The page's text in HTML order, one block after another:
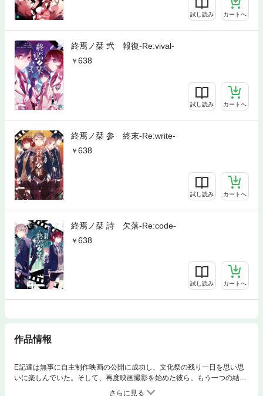
試し読み カートへ
終焉ノ栞 弐 報復-Re:vival-
638
試し読み カートへ
終焉ノ栞 参 終末-Re:write-
638
試し読み カートへ
終焉ノ栞 詩 欠落-Re:code-
638
試し読み カートへ
作品情報
E記達は無事に自主制作映画の公開に成功し、文化祭の残り一日を思い思
いに楽しんでいた。そして、再度映画撮影を始めた彼ら。もう一つの結末
を撮影するため、夜の学校に忍び込んだのだが……。